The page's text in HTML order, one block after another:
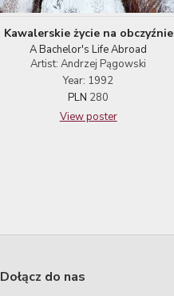
Kawalerskie życie na obczyźnie
A Bachelor's Life Abroad
Artist: Andrzej Pągowski
Year: 1992
PLN 280
View poster
Dołącz do nas